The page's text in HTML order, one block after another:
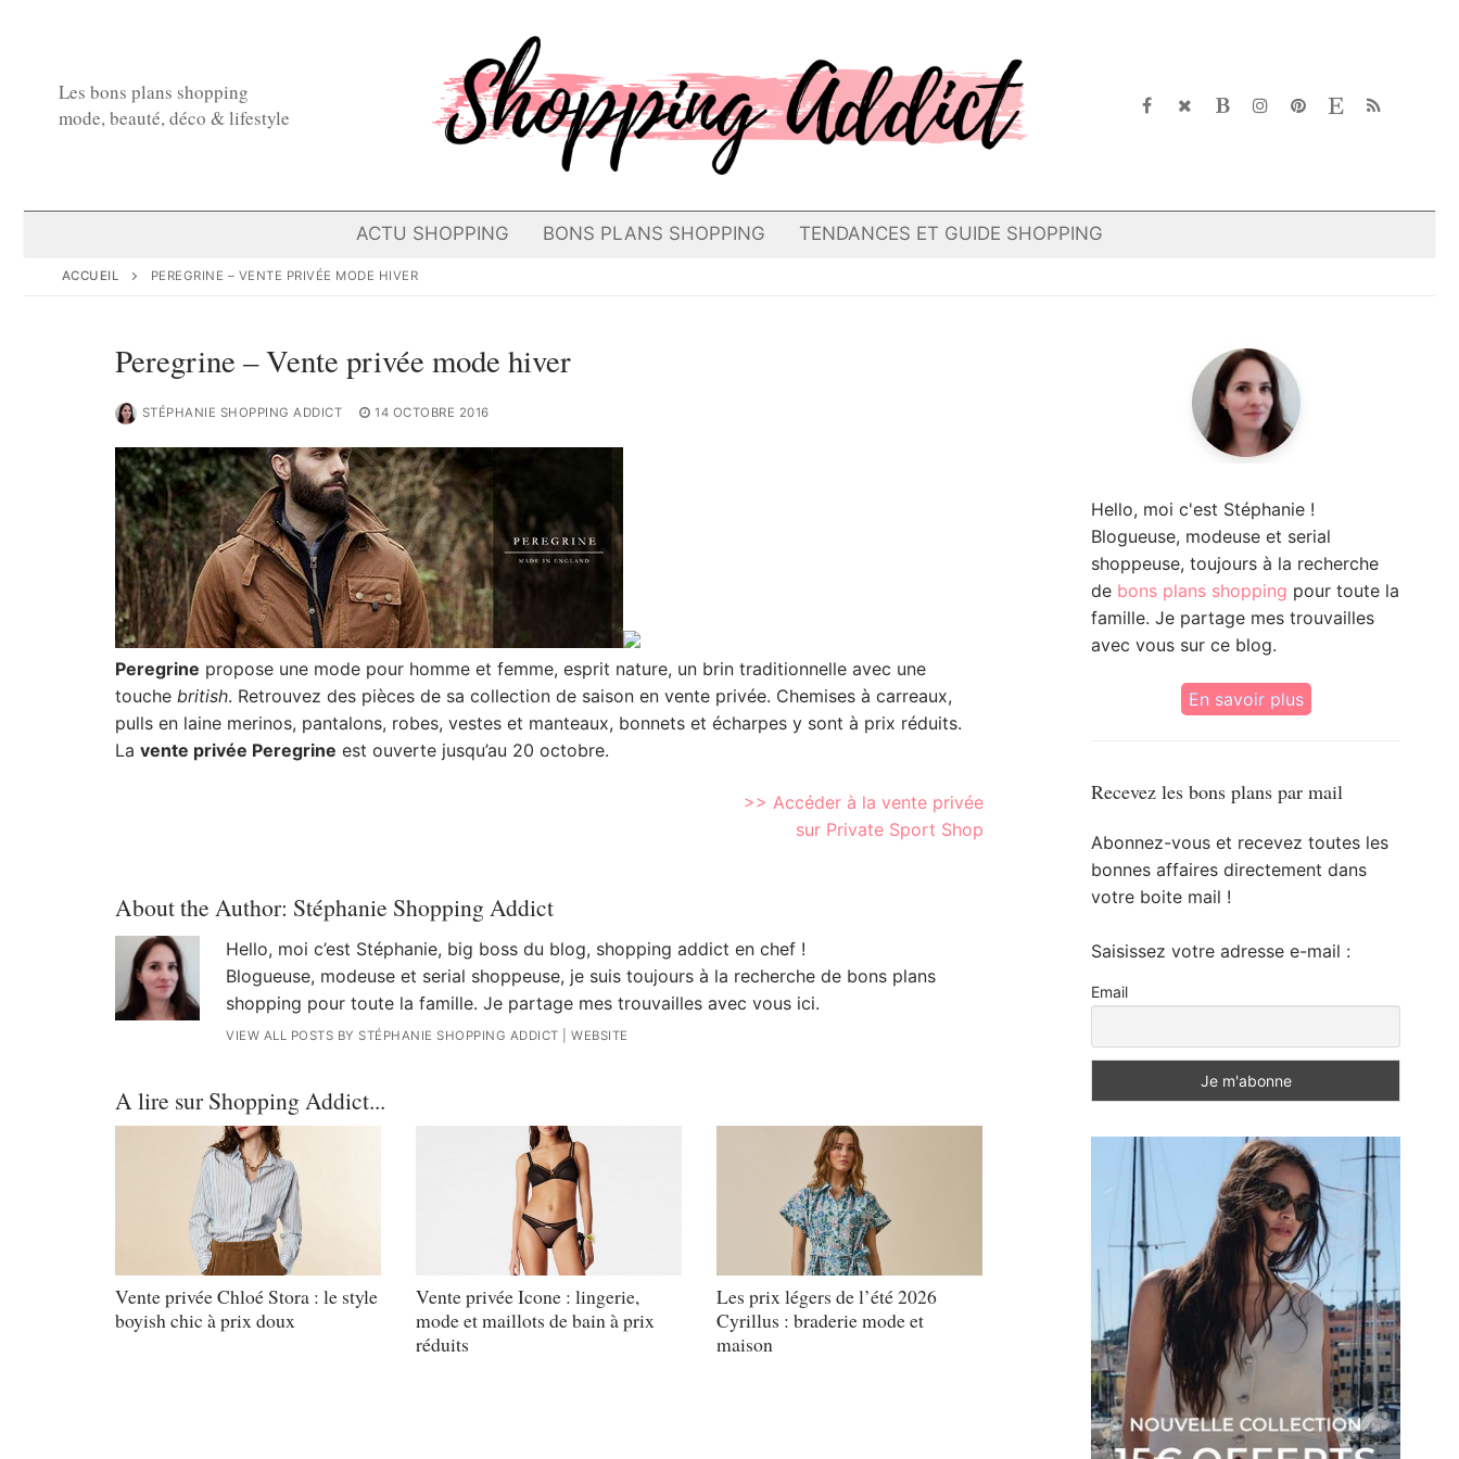
Les bons plans shopping
mode, beauté, déco & lifestyle
ACTU SHOPPING BONS PLANS SHOPPING TENDANCES ET GUIDE SHOPPING
ACCUEIL PEREGRINE – VENTE PRIVÉE MODE HIVER
Peregrine – Vente privée mode hiver
STÉPHANIE SHOPPING ADDICT 14 OCTOBRE 2016
Peregrine propose une mode pour homme et femme, esprit nature, un brin traditionnelle avec une
touche british. Retrouvez des pièces de sa collection de saison en vente privée. Chemises à carreaux,
pulls en laine merinos, pantalons, robes, vestes et manteaux, bonnets et écharpes y sont à prix réduits.
La vente privée Peregrine est ouverte jusqu’au 20 octobre.
>> Accéder à la vente privée
sur Private Sport Shop
About the Author: Stéphanie Shopping Addict
Hello, moi c’est Stéphanie, big boss du blog, shopping addict en chef !
Blogueuse, modeuse et serial shoppeuse, je suis toujours à la recherche de bons plans
shopping pour toute la famille. Je partage mes trouvailles avec vous ici.
VIEW ALL POSTS BY STÉPHANIE SHOPPING ADDICT |WEBSITE
A lire sur Shopping Addict...
Vente privée Chloé Stora : le style
boyish chic à prix doux
Vente privée Icone : lingerie,
mode et maillots de bain à prix
réduits
Les prix légers de l’été 2026
Cyrillus : braderie mode et
maison
Hello, moi c'est Stéphanie !
Blogueuse, modeuse et serial
shoppeuse, toujours à la recherche
de bons plans shopping pour toute la
famille. Je partage mes trouvailles
avec vous sur ce blog.
En savoir plus
Recevez les bons plans par mail
Abonnez-vous et recevez toutes les
bonnes affaires directement dans
votre boite mail !
Saisissez votre adresse e-mail :
Email